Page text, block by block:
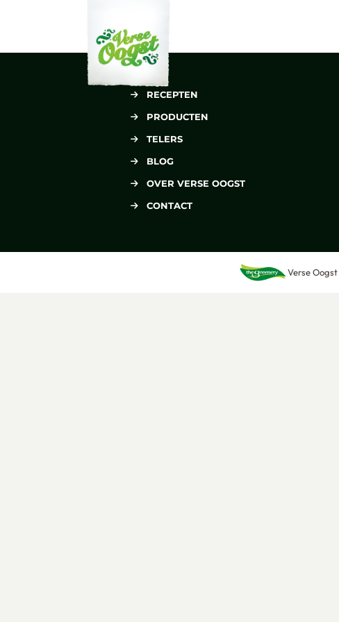
RECEPTEN
PRODUCTEN
TELERS
BLOG
OVER VERSE OOGST
CONTACT
Verse Oogst